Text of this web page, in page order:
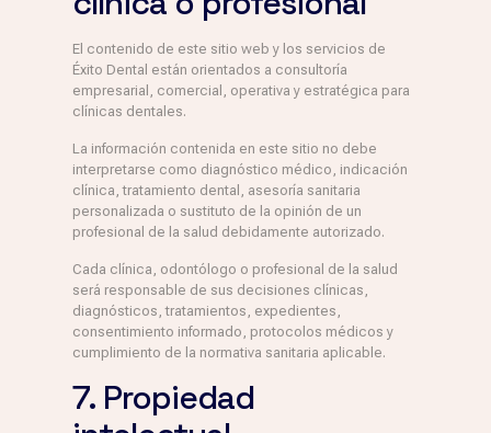
El contenido de este sitio web y los servicios de
Éxito Dental están orientados a consultoría
empresarial, comercial, operativa y estratégica para
clínicas dentales.
La información contenida en este sitio no debe
interpretarse como diagnóstico médico, indicación
clínica, tratamiento dental, asesoría sanitaria
personalizada o sustituto de la opinión de un
profesional de la salud debidamente autorizado.
Cada clínica, odontólogo o profesional de la salud
será responsable de sus decisiones clínicas,
diagnósticos, tratamientos, expedientes,
consentimiento informado, protocolos médicos y
cumplimiento de la normativa sanitaria aplicable.
7. Propiedad